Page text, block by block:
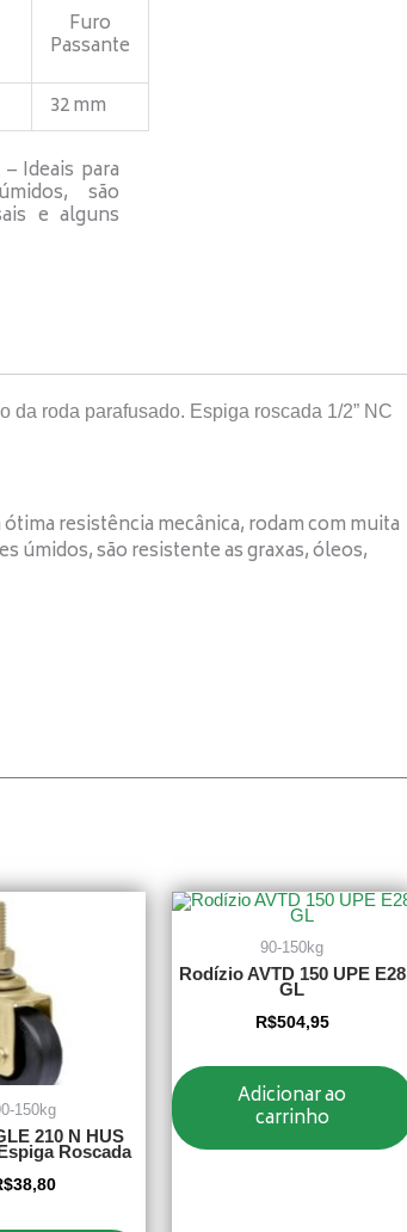
Furo
Passante
32 mm
Ideais para
são
e alguns
da roda parafusado. Espiga roscada 1/2” NC
resistência mecânica, rodam com muita
úmidos, são resistente as graxas, óleos,
150kg
210 N HUS
Roscada
38,80
90-150kg
Rodízio AVTD 150 UPE E28
GL
R$504,95
Adicionar ao
carrinho